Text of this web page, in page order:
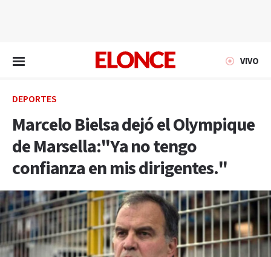
VIVO
DEPORTES
Marcelo Bielsa dejó el Olympique
de Marsella:"Ya no tengo
confianza en mis dirigentes."